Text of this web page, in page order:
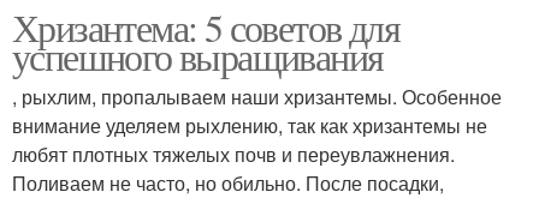
Обрезки по регионам Осенняя обрезка
Обрезка на зиму
Хризантема: 5 советов для
успешного выращивания
, рыхлим, пропалываем наши хризантемы. Особенное
внимание уделяем рыхлению, так как хризантемы не
любят плотных тяжелых почв и переувлажнения.
Поливаем не часто, но обильно. После посадки,